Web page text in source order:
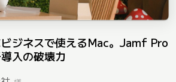
ジネスで使えるMac。Jamf Pro
入の破壊力